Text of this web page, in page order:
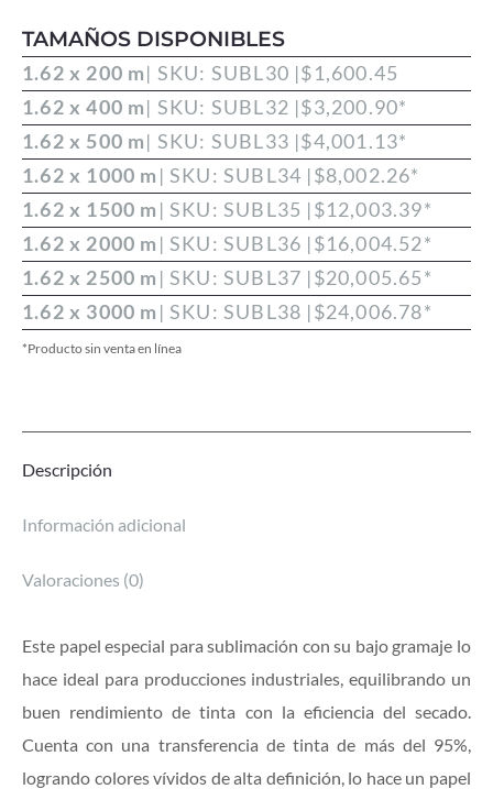
TAMAÑOS DISPONIBLES
1.62 x 200 m| SKU: SUBL30 |$1,600.45
1.62 x 400 m| SKU: SUBL32 |$3,200.90*
1.62 x 500 m| SKU: SUBL33 |$4,001.13*
1.62 x 1000 m | SKU: SUBL34 |$8,002.26*
1.62 x 1500 m | SKU: SUBL35 |$12,003.39*
1.62 x 2000 m | SKU: SUBL36 |$16,004.52*
1.62 x 2500 m | SKU: SUBL37 |$20,005.65*
1.62 x 3000 m | SKU: SUBL38 |$24,006.78*
*Producto sin venta en línea
Descripción
Información adicional
Valoraciones (0)
Este papel especial para sublimación con su bajo gramaje lo
hace ideal para producciones industriales, equilibrando un
buen rendimiento de tinta con la eficiencia del secado.
Cuenta con una transferencia de tinta de más del 95%,
logrando colores vívidos de alta definición, lo hace un papel